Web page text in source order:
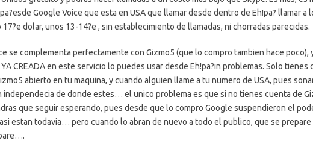
Google Voice que esta en USA que llamar desde dentro de Eh!pa? llamar a
dolar, unos 13-14?e , sin establecimiento de llamadas, ni chorradas parecidas.
se complementa perfectamente con Gizmo5 (que lo compro tambien hace poco),
CREADA en este servicio lo puedes usar desde Eh!pa?in problemas. Solo tienes
abierto en tu maquina, y cuando alguien llame a tu numero de USA, pues
independecia de donde estes… el unico problema es que si no tienes cuenta de
que seguir esperando, pues desde que lo compro Google suspendieron el
estan todavia… pero cuando lo abran de nuevo a todo el publico, que se prepare